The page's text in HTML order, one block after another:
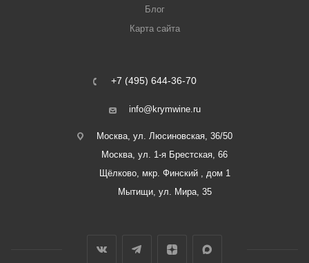
Блог
Карта сайта
+7 (495) 644-36-70
info@krymwine.ru
Москва, ул. Люсиновская, 36/50
Москва, ул. 1-я Брестская, 66
Щёлково, мкр. Финский , дом 1
Мытищи, ул. Мира, 35